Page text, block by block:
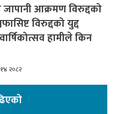
आक्रमण विरुद्दको
विरुद्दको युद्द
हामीले किन
२०८२